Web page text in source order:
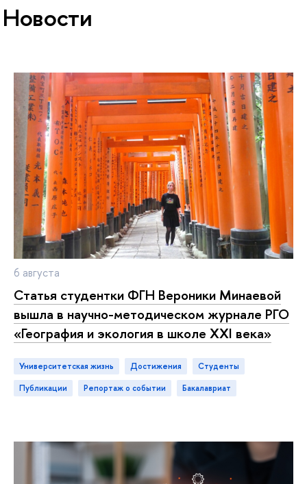
Новости
6 августа
Статья студентки ФГН Вероники Минаевой
ышла в научно-методическом журнале РГО
«География и экология в школе XXI века»
Университетская жизнь достижения
студенты
публикации
репортаж о событии акалавриат